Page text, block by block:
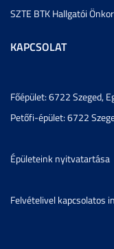
SZTE BTK Hallgatói
KAPCSOLAT
Főépület: 6722 Szeged,
Petőfi-épület: 6722
Épületeink nyitvatartása
Felvételivel kapcsolatos